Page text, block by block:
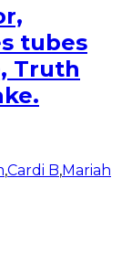
tubes
Truth
,Cardi B,Mariah